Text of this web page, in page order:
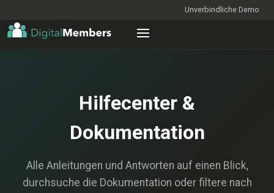
Unverbindliche Demo
Hilfecenter &
Dokumentation
Alle Anleitungen und Antworten auf einen Blick,
durchsuche die Dokumentation oder filtere nach